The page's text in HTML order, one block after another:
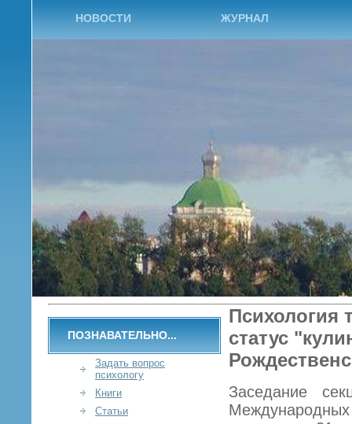
НОВОСТИ ЖУРНАЛ
Психология
статус
Заседание
ПОЗНАВАТЕЛЬНО...
Задать вопрос
психологу
Книги
Статьи